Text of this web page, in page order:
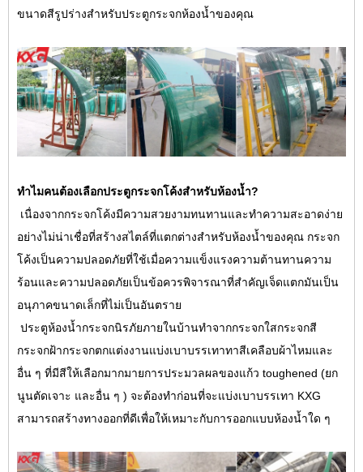
ขนาดสีรูปร่างสำหรับประตูกระจกห้องน้ำของคุณ
ทำไมคนต้องเลือกประตูกระจกโค้งสำหรับห้องน้ำ?
เนื่องจากกระจกโค้งมีความสวยงามทนทานและทำความสะอาดง่าย
อย่างไม่น่าเชื่อที่สร้างสไตล์ที่แตกต่างสำหรับห้องน้ำของคุณ กระจก
โค้งเป็นความปลอดภัยที่ใช้เมื่อความแข็งแรงความต้านทานความ
ร้อนและความปลอดภัยเป็นข้อควรพิจารณาที่สำคัญเจ็ดแตกมันเป็น
อนุภาคขนาดเล็กที่ไม่เป็นอันตราย
ประตูห้องน้ำกระจกนิรภัยภายในบ้านทำจากกระจกใสกระจกสี
กระจกฝ้ากระจกตกแต่งงานแบ่งเบาบรรเทาทาสีเคลือบผ้าไหมและ
อื่น ๆ ที่มีสีให้เลือกมากมายการประมวลผลของแก้ว toughened (ยก
นูนตัดเจาะ และอื่น ๆ ) จะต้องทำก่อนที่จะแบ่งเบาบรรเทา KXG
สามารถสร้างทางออกที่ดีเพื่อให้เหมาะกับการออกแบบห้องน้ำใด ๆ